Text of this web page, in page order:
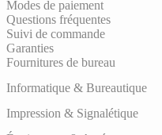
Modes de paiement
Questions fréquentes
Suivi de commande
Garanties
Fournitures de bureau
Informatique & Bureautique
Impression & Signalétique